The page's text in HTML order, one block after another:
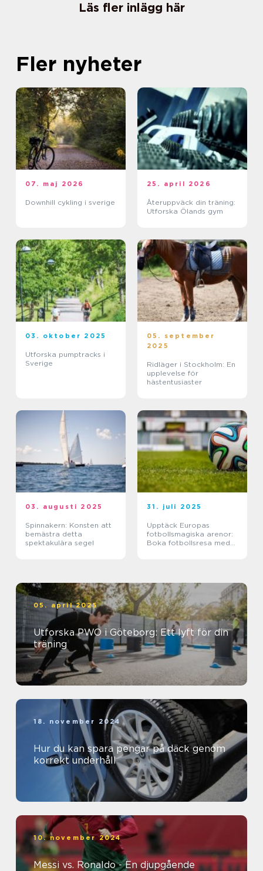
Läs fler inlägg här
Fler nyheter
07. maj 2026
Downhill cykling i sverige
25. april 2026
Återuppväck din träning:
Utforska Ölands gym
03. oktober 2025
Utforska pumptracks i
Sverige
05. september
2025
Ridläger i Stockholm: En
upplevelse för
hästentusiaster
03. augusti 2025
Spinnakern: Konsten att
bemästra detta
spektakulära segel
31. juli 2025
Upptäck Europas
fotbollsmagiska arenor:
Boka fotbollsresa med
05. april 2025
Utforska PWO i Göteborg: Ett lyft för din
träning
18. november 2024
Hur du kan spara pengar på däck genom
korrekt underhåll
10. november 2024
Messi vs. Ronaldo - En djupgående